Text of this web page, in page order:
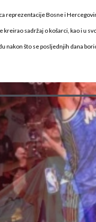
Bosne i
sadržaj o košarci, kao i u
što se posljednjih dana